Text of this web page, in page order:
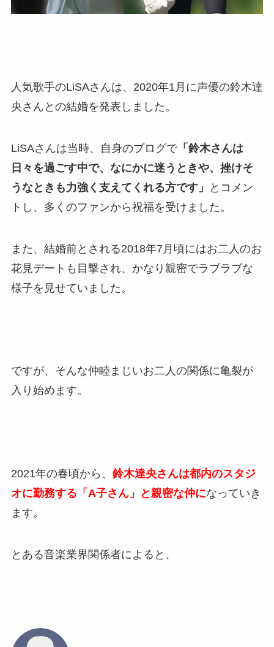
人気歌手のLiSAさんは、2020年1月に声優の鈴木達
央さんとの結婚を発表しました。
LiSAさんは当時、自身のブログで「鈴木さんは
日々を過ごす中で、なにかに迷うときや、挫けそ
うなときも力強く支えてくれる方です」
とコメン
トし、多くのファンから祝福を受けました。
また、結婚前とされる2018年7月頃にはお二人のお
花見デートも目撃され、かなり親密でラブラブな
様子を見せていました。
ですが、そんな仲睦まじいお二人の関係に亀裂が
入り始めます。
2021年の春頃から、 鈴木達央さんは都内のスタジ
オに勤務する「A子さん」と親密な仲になっていき
ます。
とある音楽業界関係者によると、